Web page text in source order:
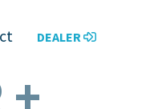
DEALER
+